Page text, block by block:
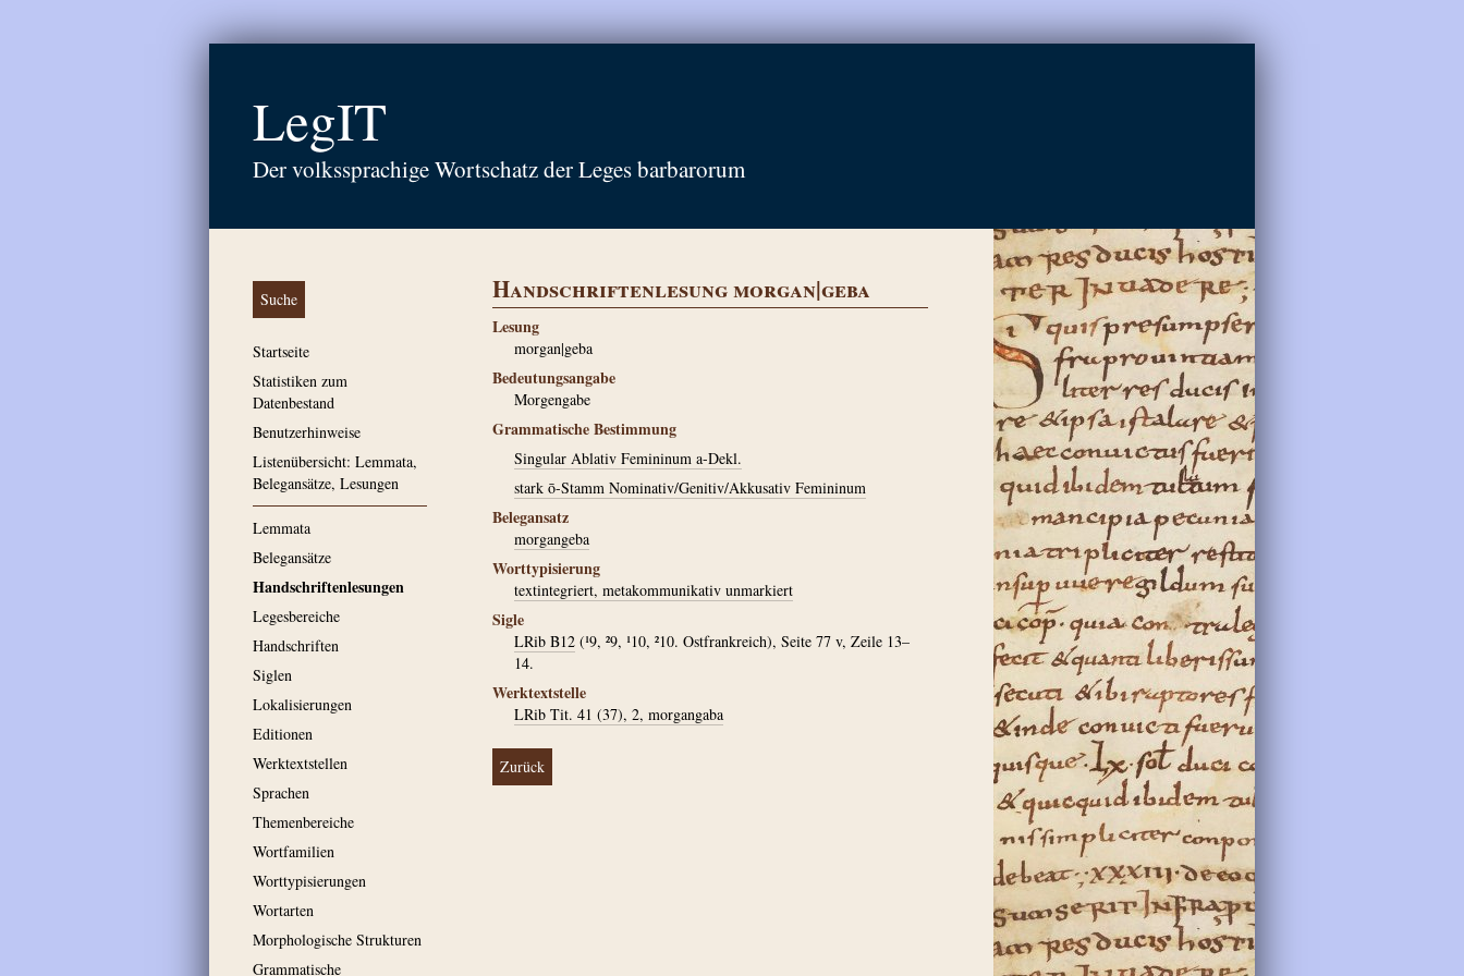
LegIT
Der volkssprachige Wortschatz der Leges barbarorum
Suche
Startseite
Statistiken zum
Datenbestand
Benutzerhinweise
Listenübersicht: Lemmata,
Belegansätze, Lesungen
Lemmata
Belegansätze
Handschriftenlesungen
Legesbereiche
Handschriften
Siglen
Lokalisierungen
Editionen
Werktextstellen
Sprachen
Themenbereiche
Wortfamilien
Worttypisierungen
Wortarten
Morphologische Strukturen
Grammatische
Handschriftenlesung morgan|geba
Lesung
morgan|geba
Bedeutungsangabe
Morgengabe
Grammatische Bestimmung
Singular Ablativ Femininum a-Dekl.
stark ō-Stamm Nominativ/Genitiv/Akkusativ Femininum
Belegansatz
morgangeba
Worttypisierung
textintegriert, metakommunikativ unmarkiert
Sigle
LRib B12 (¹9, ²9, ¹10, ²10. Ostfrankreich), Seite 77 v, Zeile 13–
14.
Werktextstelle
LRib Tit. 41 (37), 2, morgangaba
Zurück